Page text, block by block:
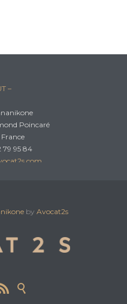
–
Poincaré
France
79 95 84
by Avocat2s
